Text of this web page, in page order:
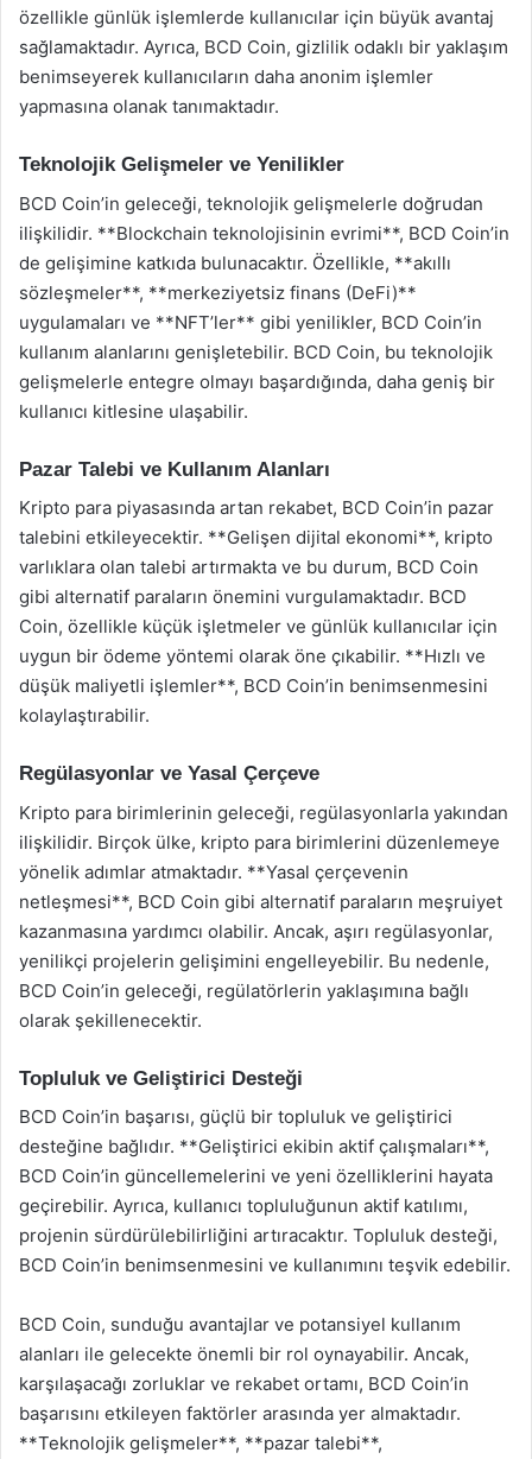
özellikle günlük işlemlerde kullanıcılar için büyük avantaj
sağlamaktadır. Ayrıca, BCD Coin, gizlilik odaklı bir yaklaşım
benimseyerek kullanıcıların daha anonim işlemler
yapmasına olanak tanımaktadır.
Teknolojik Gelişmeler ve Yenilikler
BCD Coin’in geleceği, teknolojik gelişmelerle doğrudan
ilişkilidir. **Blockchain teknolojisinin evrimi**, BCD Coin’in
de gelişimine katkıda bulunacaktır. Özellikle, **akıllı
sözleşmeler**, **merkeziyetsiz finans (DeFi)**
uygulamaları ve **NFT’ler** gibi yenilikler, BCD Coin’in
kullanım alanlarını genişletebilir. BCD Coin, bu teknolojik
gelişmelerle entegre olmayı başardığında, daha geniş bir
kullanıcı kitlesine ulaşabilir.
Pazar Talebi ve Kullanım Alanları
Kripto para piyasasında artan rekabet, BCD Coin’in pazar
talebini etkileyecektir. **Gelişen dijital ekonomi**, kripto
varlıklara olan talebi artırmakta ve bu durum, BCD Coin
gibi alternatif paraların önemini vurgulamaktadır. BCD
Coin, özellikle küçük işletmeler ve günlük kullanıcılar için
uygun bir ödeme yöntemi olarak öne çıkabilir. **Hızlı ve
düşük maliyetli işlemler**, BCD Coin’in benimsenmesini
kolaylaştırabilir.
Regülasyonlar ve Yasal Çerçeve
Kripto para birimlerinin geleceği, regülasyonlarla yakından
ilişkilidir. Birçok ülke, kripto para birimlerini düzenlemeye
yönelik adımlar atmaktadır. **Yasal çerçevenin
netleşmesi**, BCD Coin gibi alternatif paraların meşruiyet
kazanmasına yardımcı olabilir. Ancak, aşırı regülasyonlar,
yenilikçi projelerin gelişimini engelleyebilir. Bu nedenle,
BCD Coin’in geleceği, regülatörlerin yaklaşımına bağlı
olarak şekillenecektir.
Topluluk ve Geliştirici Desteği
BCD Coin’in başarısı, güçlü bir topluluk ve geliştirici
desteğine bağlıdır. **Geliştirici ekibin aktif çalışmaları**,
BCD Coin’in güncellemelerini ve yeni özelliklerini hayata
geçirebilir. Ayrıca, kullanıcı topluluğunun aktif katılımı,
projenin sürdürülebilirliğini artıracaktır. Topluluk desteği,
BCD Coin’in benimsenmesini ve kullanımını teşvik edebilir.
BCD Coin, sunduğu avantajlar ve potansiyel kullanım
alanları ile gelecekte önemli bir rol oynayabilir. Ancak,
karşılaşacağı zorluklar ve rekabet ortamı, BCD Coin’in
başarısını etkileyen faktörler arasında yer almaktadır.
**Teknolojik gelişmeler**, **pazar talebi**,